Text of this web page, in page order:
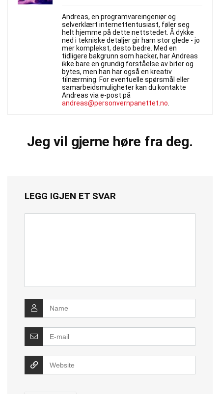
Andreas, en programvareingeniør og
selverklært internettentusiast, føler seg
helt hjemme på dette nettstedet. Å dykke
ned i tekniske detaljer gir ham stor glede - jo
mer komplekst, desto bedre. Med en
tidligere bakgrunn som hacker, har Andreas
ikke bare en grundig forståelse av biter og
bytes, men han har også en kreativ
tilnærming. For eventuelle spørsmål eller
samarbeidsmuligheter kan du kontakte
Andreas via e-post på
andreas@personvernpanettet.no
Jeg vil gjerne høre fra deg.
LEGG IGJEN ET SVAR